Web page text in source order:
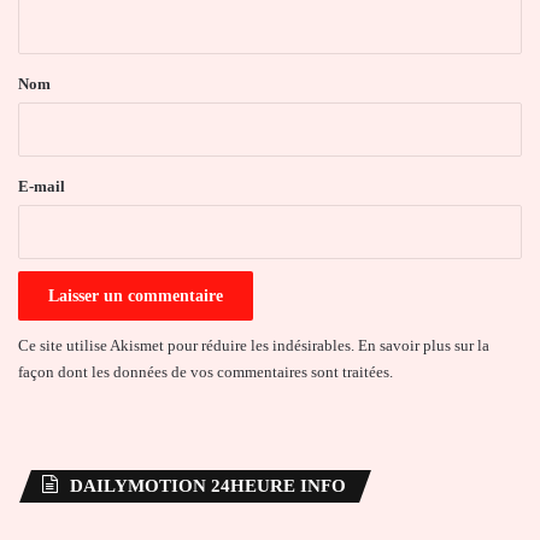
a
e
Nom
E-mail
Ce site utilise Akismet pour réduire les indésirables. En savoir plus sur la
façon dont les données de vos commentaires sont traitées
DAILYMOTION 24HEURE INFO